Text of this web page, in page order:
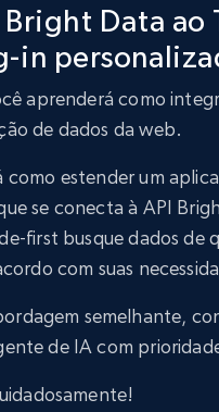
Data ao
in
aprenderá como
de dados da web.
como estender um
se conecta à API
first busque dados de
com suas
semelhante,
de IA com